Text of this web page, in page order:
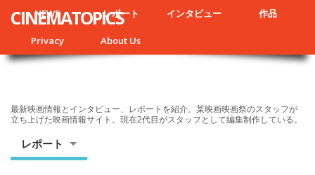
NEWS レポート インタビュー 作品
Privacy About Us
CINEMATOPICS
最新映画情報とインタビュー、レポートを紹介。某映画映画祭のスタッフが
立ち上げた映画情報サイト。現在2代目がスタッフとして編集制作している。
レポート